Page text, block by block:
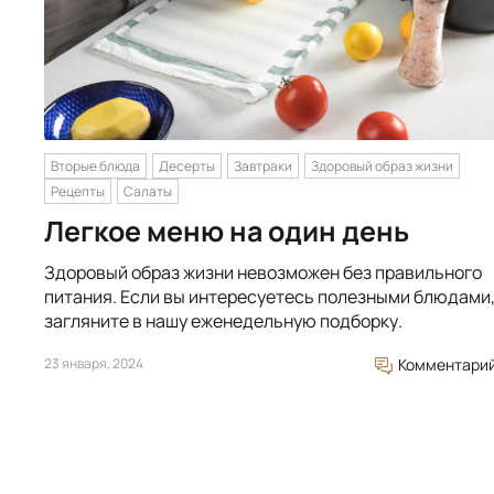
Вторые блюда Десерты Завтраки
Здоровый образ жизни
Рецепты
Салаты
Легкое меню на один день
Здоровый образ жизни невозможен без правильного
питания. Если вы интересуетесь полезными блюдами,
загляните в нашу еженедельную подборку.
23 января, 2024